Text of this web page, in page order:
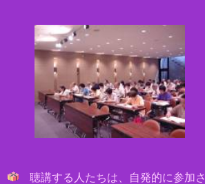
聴講する人たちは、自発的に参加さ